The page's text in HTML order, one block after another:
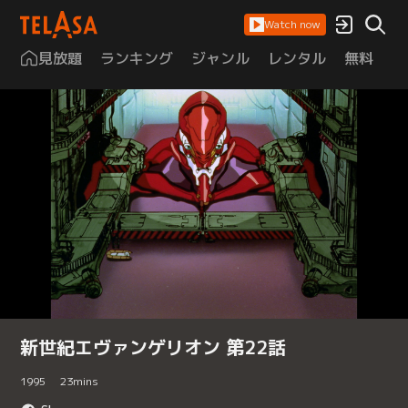
Watch now
見放題 ランキング ジャンル レンタル 無料
新世紀エヴァンゲリオン 第22話
1995 23mins